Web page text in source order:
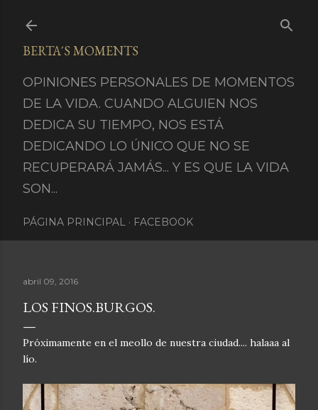
BERTA´S MOMENTS
OPINIONES PERSONALES DE MOMENTOS
DE LA VIDA. CUANDO ALGUIEN NOS
DEDICA SU TIEMPO, NOS ESTÁ
DEDICANDO LO ÚNICO QUE NO SE
RECUPERARÁ JAMÁS... Y ES QUE LA VIDA
SON...
PÁGINA PRINCIPAL FACEBOOK
abril 09, 2016
LOS FINOS.BURGOS.
Próximamente en el meollo de nuestra ciudad.... halaaa al
lío.